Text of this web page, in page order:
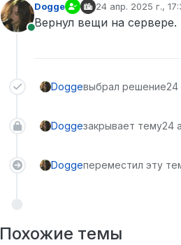
В сети
Dogge 24 апр. 2025 г.,
отредактировано
Вернул вещи на сервере.
Doggeвыбрал решение24
Doggeзакрывает тему24
Doggeпереместил эту
Похожие темы